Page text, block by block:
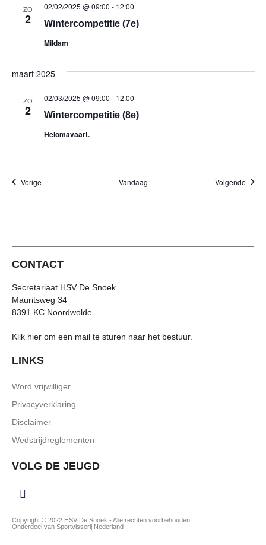
ZO
2 Wintercompetitie (7e)
02/02/2025 @ 09:00 - 12:00
Mildam
maart 2025
ZO
2 Wintercompetitie (8e)
02/03/2025 @ 09:00 - 12:00
Helomavaart.
VorigeEvenementen Vandaag Volgende
CONTACT
Secretariaat HSV De Snoek
Mauritsweg 34
8391 KC Noordwolde
Klik hier om een mail te sturen naar het bestuur.
LINKS
Word vrijwilliger
Privacyverklaring
Disclaimer
Wedstrijdreglementen
VOLG DE JEUGD
Copyright © 2022 HSV De Snoek - Alle rechten voorbehouden
Onderdeel van Sportvisserij Nederland